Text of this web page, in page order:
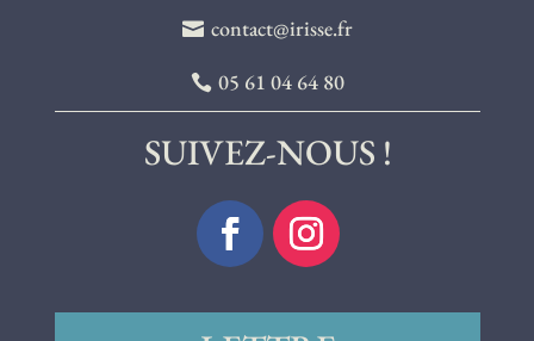
contact@irisse.fr
05 61 04 64 80
SUIVEZ-NOUS !